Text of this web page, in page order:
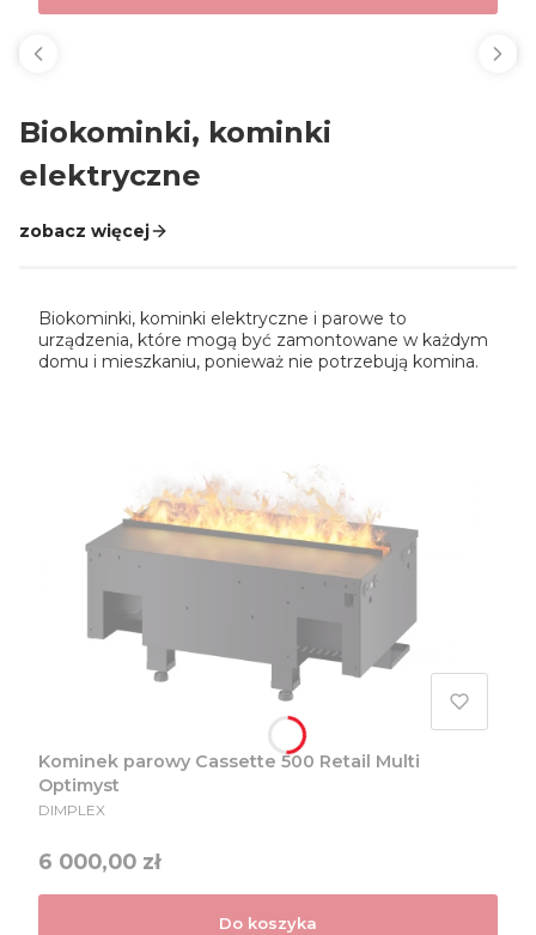
Biokominki, kominki
elektryczne
zobacz więcej
Biokominki, kominki elektryczne i parowe to
urządzenia, które mogą być zamontowane w każdym
domu i mieszkaniu, ponieważ nie potrzebują komina.
Kominek parowy Cassette 500 Retail Multi
Optimyst
PRODUCENT
DIMPLEX
Cena
6 000,00 zł
Do koszyka